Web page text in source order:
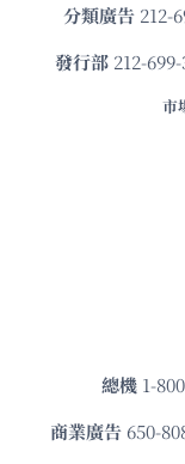
分類廣告 212-
發⾏部 212-
市
總機 1-
商業廣告 650-